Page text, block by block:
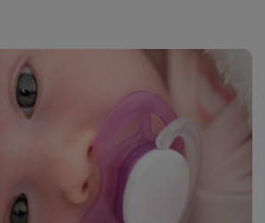
Gwarantują też ekologiczne